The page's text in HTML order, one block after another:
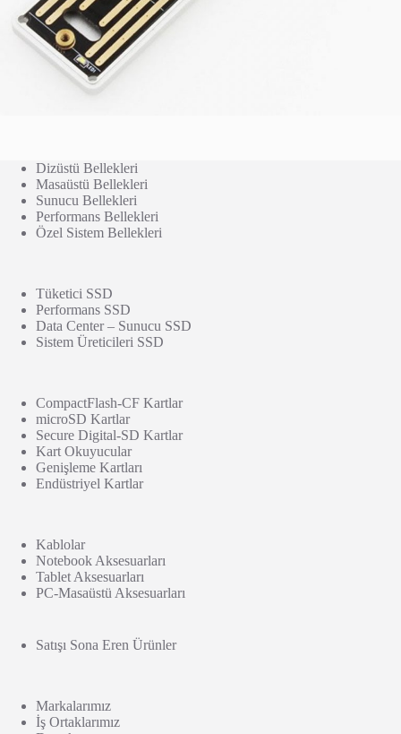
Dizüstü Bellekleri
Masaüstü Bellekleri
Sunucu Bellekleri
Performans Bellekleri
Özel Sistem Bellekleri
Tüketici SSD
Performans SSD
Data Center – Sunucu SSD
Sistem Üreticileri SSD
CompactFlash-CF Kartlar
microSD Kartlar
Secure Digital-SD Kartlar
Kart Okuyucular
Genişleme Kartları
Endüstriyel Kartlar
Kablolar
Notebook Aksesuarları
Tablet Aksesuarları
PC-Masaüstü Aksesuarları
Satışı Sona Eren Ürünler
Markalarımız
İş Ortaklarımız